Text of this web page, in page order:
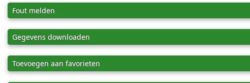
Fout melden
Gegevens downloaden
Toevoegen aan favorieten